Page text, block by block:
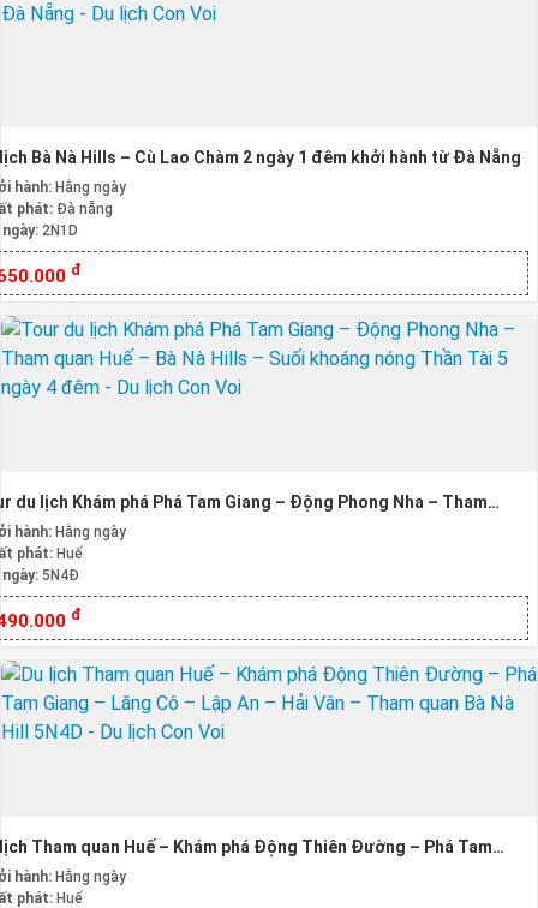
Bà Nà Hills – Cù Lao Chàm 2 ngày 1 đêm khởi hành từ Đà Nẵng
hành: Hằng ngày
phát: Đà nẵng
2N1D
đ
du lịch Khám phá Phá Tam Giang – Động Phong Nha – Tham
Huế – Bà Nà Hills – Suối khoáng nóng Thần Tài 5 ngày 4 đêm
hành: Hằng ngày
phát: Huế
5N4Đ
đ
Tham quan Huế – Khám phá Động Thiên Đường – Phá Tam
– Lăng Cô – Lập An – Hải Vân – Tham quan Bà Nà Hill 5N4D
hành: Hằng ngày
phát: Huế